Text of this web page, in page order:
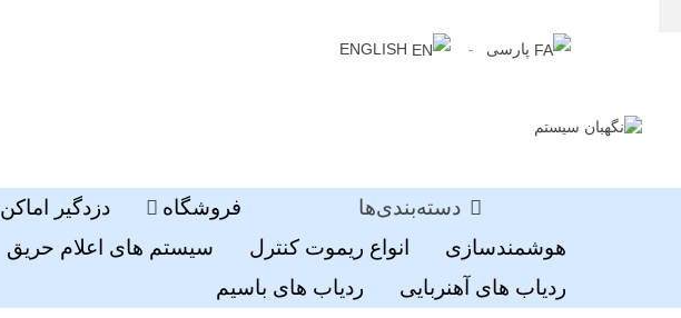
پارسی ENGLISH
دسته‌بندی‌ها فروشگاه دزدگیر اماکن
هوشمندسازی
انواع ریموت کنترل سیستم های اعلام حریق
ردیاب های آهنربایی
ردیاب های باسیم